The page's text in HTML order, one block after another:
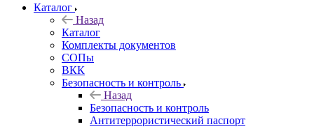
Каталог
Назад
Каталог
Комплекты документов
СОПы
ВКК
Безопасность и контроль
Назад
Безопасность и контроль
Антитеррористический паспорт